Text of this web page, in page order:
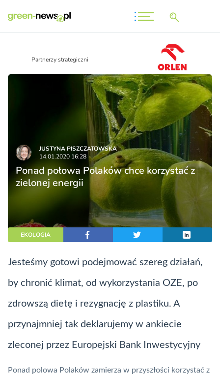
Partnerzy strategiczni
JUSTYNA PISZCZATOWSKA
14.01.2020 16:28
Ponad połowa Polaków chce korzystać z
zielonej energii
EKOLOGIA
Jesteśmy gotowi podejmować szereg działań,
by chronić klimat, od wykorzystania OZE, po
zdrowszą dietę i rezygnację z plastiku. A
przynajmniej tak deklarujemy w ankiecie
zleconej przez Europejski Bank Inwestycyjny
Ponad polowa Polaków zamierza w przyszłości korzystać z